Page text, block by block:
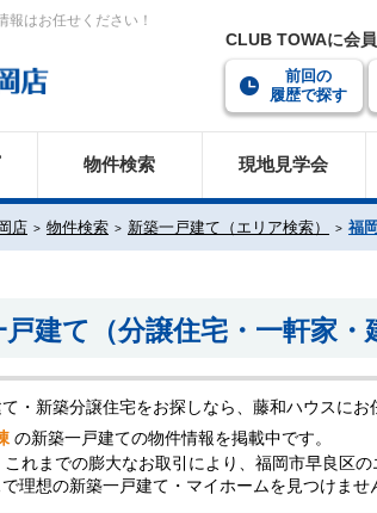
はお任せください！
CLUB TOWAに会
前回の
履歴で探す
物件検索 現地見学会
店 物件検索 新築一戸建て（エリア検索） 福
建て（分譲住宅・一軒家・
・新築分譲住宅をお探しなら、藤和ハウスにお
の新築一戸建ての物件情報を掲載中です。
れまでの膨大なお取引により、福岡市早良区
理想の新築一戸建て・マイホームを見つけませ